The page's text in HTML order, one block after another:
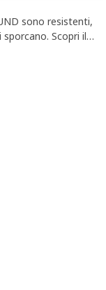
sono resistenti,
Scopri il
più adatta a te e
e poltrone della